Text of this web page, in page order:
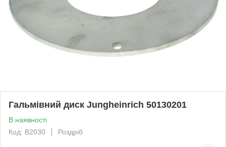
Гальмівний диск Jungheinrich 50130201
В наявності
Код: В2030
Роздріб